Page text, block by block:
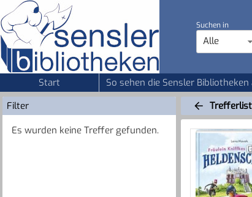
Suchen in
Alle
Start So sehen die Sensler Bibliotheken
Filter
Es wurden keine Treffer gefunden.